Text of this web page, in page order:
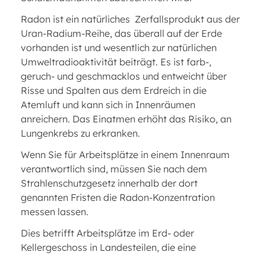
Radon ist ein natürliches Zerfallsprodukt aus der
Uran-Radium-Reihe, das überall auf der Erde
vorhanden ist und wesentlich zur natürlichen
Umweltradioaktivität beiträgt. Es ist farb-,
geruch- und geschmacklos und entweicht über
Risse und Spalten aus dem Erdreich in die
Atemluft und kann sich in Innenräumen
anreichern. Das Einatmen erhöht das Risiko, an
Lungenkrebs zu erkranken.
Wenn Sie für Arbeitsplätze in einem Innenraum
verantwortlich sind, müssen Sie nach dem
Strahlenschutzgesetz innerhalb der dort
genannten Fristen die Radon-Konzentration
messen lassen.
Dies betrifft Arbeitsplätze im Erd- oder
Kellergeschoss in Landesteilen, die eine